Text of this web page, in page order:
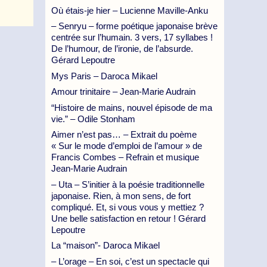
Où étais-je hier – Lucienne Maville-Anku
– Senryu – forme poétique japonaise brève
centrée sur l’humain. 3 vers, 17 syllabes !
De l’humour, de l’ironie, de l’absurde.
Gérard Lepoutre
Mys Paris – Daroca Mikael
Amour trinitaire – Jean-Marie Audrain
“Histoire de mains, nouvel épisode de ma
vie.” – Odile Stonham
Aimer n’est pas… – Extrait du poème
« Sur le mode d’emploi de l’amour » de
Francis Combes – Refrain et musique
Jean-Marie Audrain
– Uta – S’initier à la poésie traditionnelle
japonaise. Rien, à mon sens, de fort
compliqué. Et, si vous vous y mettiez ?
Une belle satisfaction en retour ! Gérard
Lepoutre
La “maison”- Daroca Mikael
– L’orage – En soi, c’est un spectacle qui